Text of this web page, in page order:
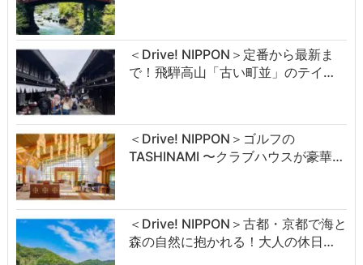
＜Drive! NIPPON＞定番から最新ま
で！飛騨高山「古い町並」のテイ…
＜Drive! NIPPON＞ゴルフの
TASHINAMI 〜クラブハウスが豪華…
＜Drive! NIPPON＞古都・京都で海と
森の自然に抱かれる！大人の休日…